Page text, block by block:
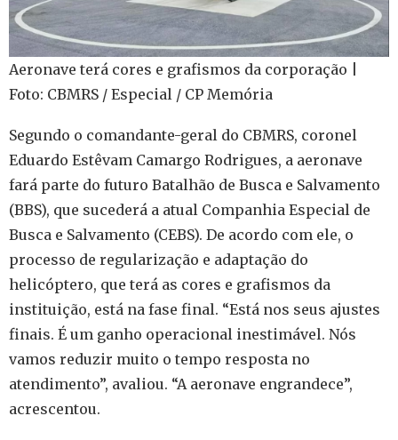
Aeronave terá cores e grafismos da corporação |
Foto: CBMRS / Especial / CP Memória
Segundo o comandante-geral do CBMRS, coronel
Eduardo Estêvam Camargo Rodrigues, a aeronave
fará parte do futuro Batalhão de Busca e Salvamento
(BBS), que sucederá a atual Companhia Especial de
Busca e Salvamento (CEBS). De acordo com ele, o
processo de regularização e adaptação do
helicóptero, que terá as cores e grafismos da
instituição, está na fase final. “Está nos seus ajustes
finais. É um ganho operacional inestimável. Nós
vamos reduzir muito o tempo resposta no
atendimento”, avaliou. “A aeronave engrandece”,
acrescentou.